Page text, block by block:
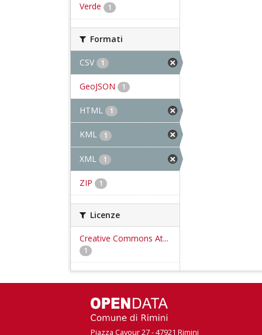
Verde 1
Formati
CSV 1
GeoJSON 1
HTML 1
KML 1
XML 1
ZIP 1
Licenze
Creative Commons At...
1
Piazza Cavour 27 - 47921 Rimini